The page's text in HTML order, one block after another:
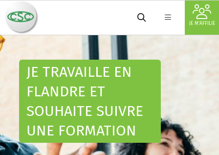
JE M'AFFILIE
JE TRAVAILLE EN
FLANDRE ET
SOUHAITE SUIVRE
UNE FORMATION